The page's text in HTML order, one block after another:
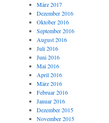
März 2017
Dezember 2016
Oktober 2016
September 2016
August 2016
Juli 2016
Juni 2016
Mai 2016
April 2016
März 2016
Februar 2016
Januar 2016
Dezember 2015
November 2015